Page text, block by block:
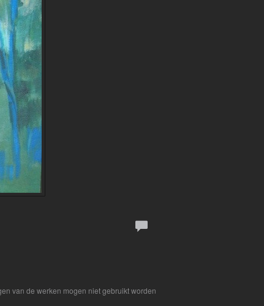
van de werken mogen niet gebruikt worden